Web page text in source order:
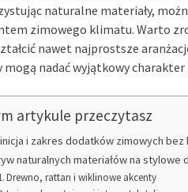
naturalne materiały,
zimowego klimatu. Warto
nawet najprostsze
mogą nadać wyjątkowy
artykule przeczytasz
i zakres dodatków zimowych bez
naturalnych materiałów na stylowe
Drewno, rattan i wiklinowe akcenty